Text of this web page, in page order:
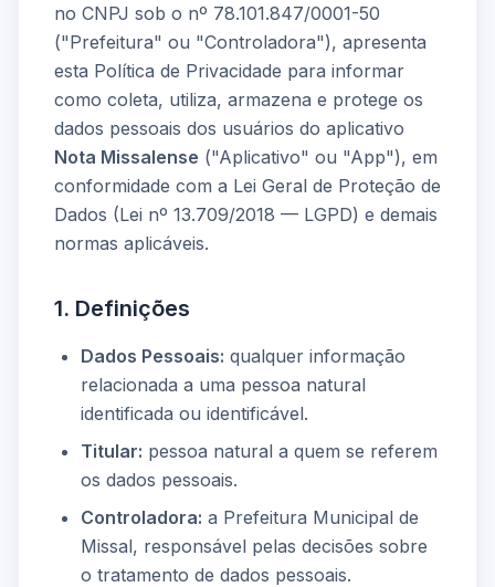
no CNPJ sob o nº 78.101.847/0001-50
("Prefeitura" ou "Controladora"), apresenta
esta Política de Privacidade para informar
como coleta, utiliza, armazena e protege os
dados pessoais dos usuários do aplicativo
Nota Missalense ("Aplicativo" ou "App"), em
conformidade com a Lei Geral de Proteção de
Dados (Lei nº 13.709/2018 — LGPD) e demais
normas aplicáveis.
1. Definições
Dados Pessoais: qualquer informação
relacionada a uma pessoa natural
identificada ou identificável.
Titular: pessoa natural a quem se referem
os dados pessoais.
Controladora: a Prefeitura Municipal de
Missal, responsável pelas decisões sobre
o tratamento de dados pessoais.